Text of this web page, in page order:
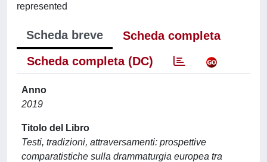
represented
Scheda breve
Scheda completa
Scheda completa (DC)
Anno
2019
Titolo del Libro
Testi, tradizioni, attraversamenti: prospettive
comparatistiche sulla drammaturgia europea tra